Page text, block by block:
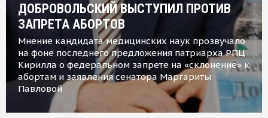
ДОБРОВОЛЬСКИЙ ВЫСТУПИЛ ПРОТИВ
ЗАПРЕТА АБОРТОВ
Мнение кандидата медицинских наук прозвучало
на фоне последнего предложения патриарха РПЦ
Кирилла о федеральном запрете на «склонение» к
абортам и заявления сенатора Маргариты
Павловой